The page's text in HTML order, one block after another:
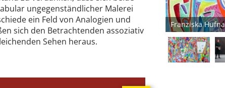
ungegenständlicher Malerei
ein Feld von Analogien und
sich den Betrachtenden assoziativ
Sehen heraus.
Franziska
geometrische